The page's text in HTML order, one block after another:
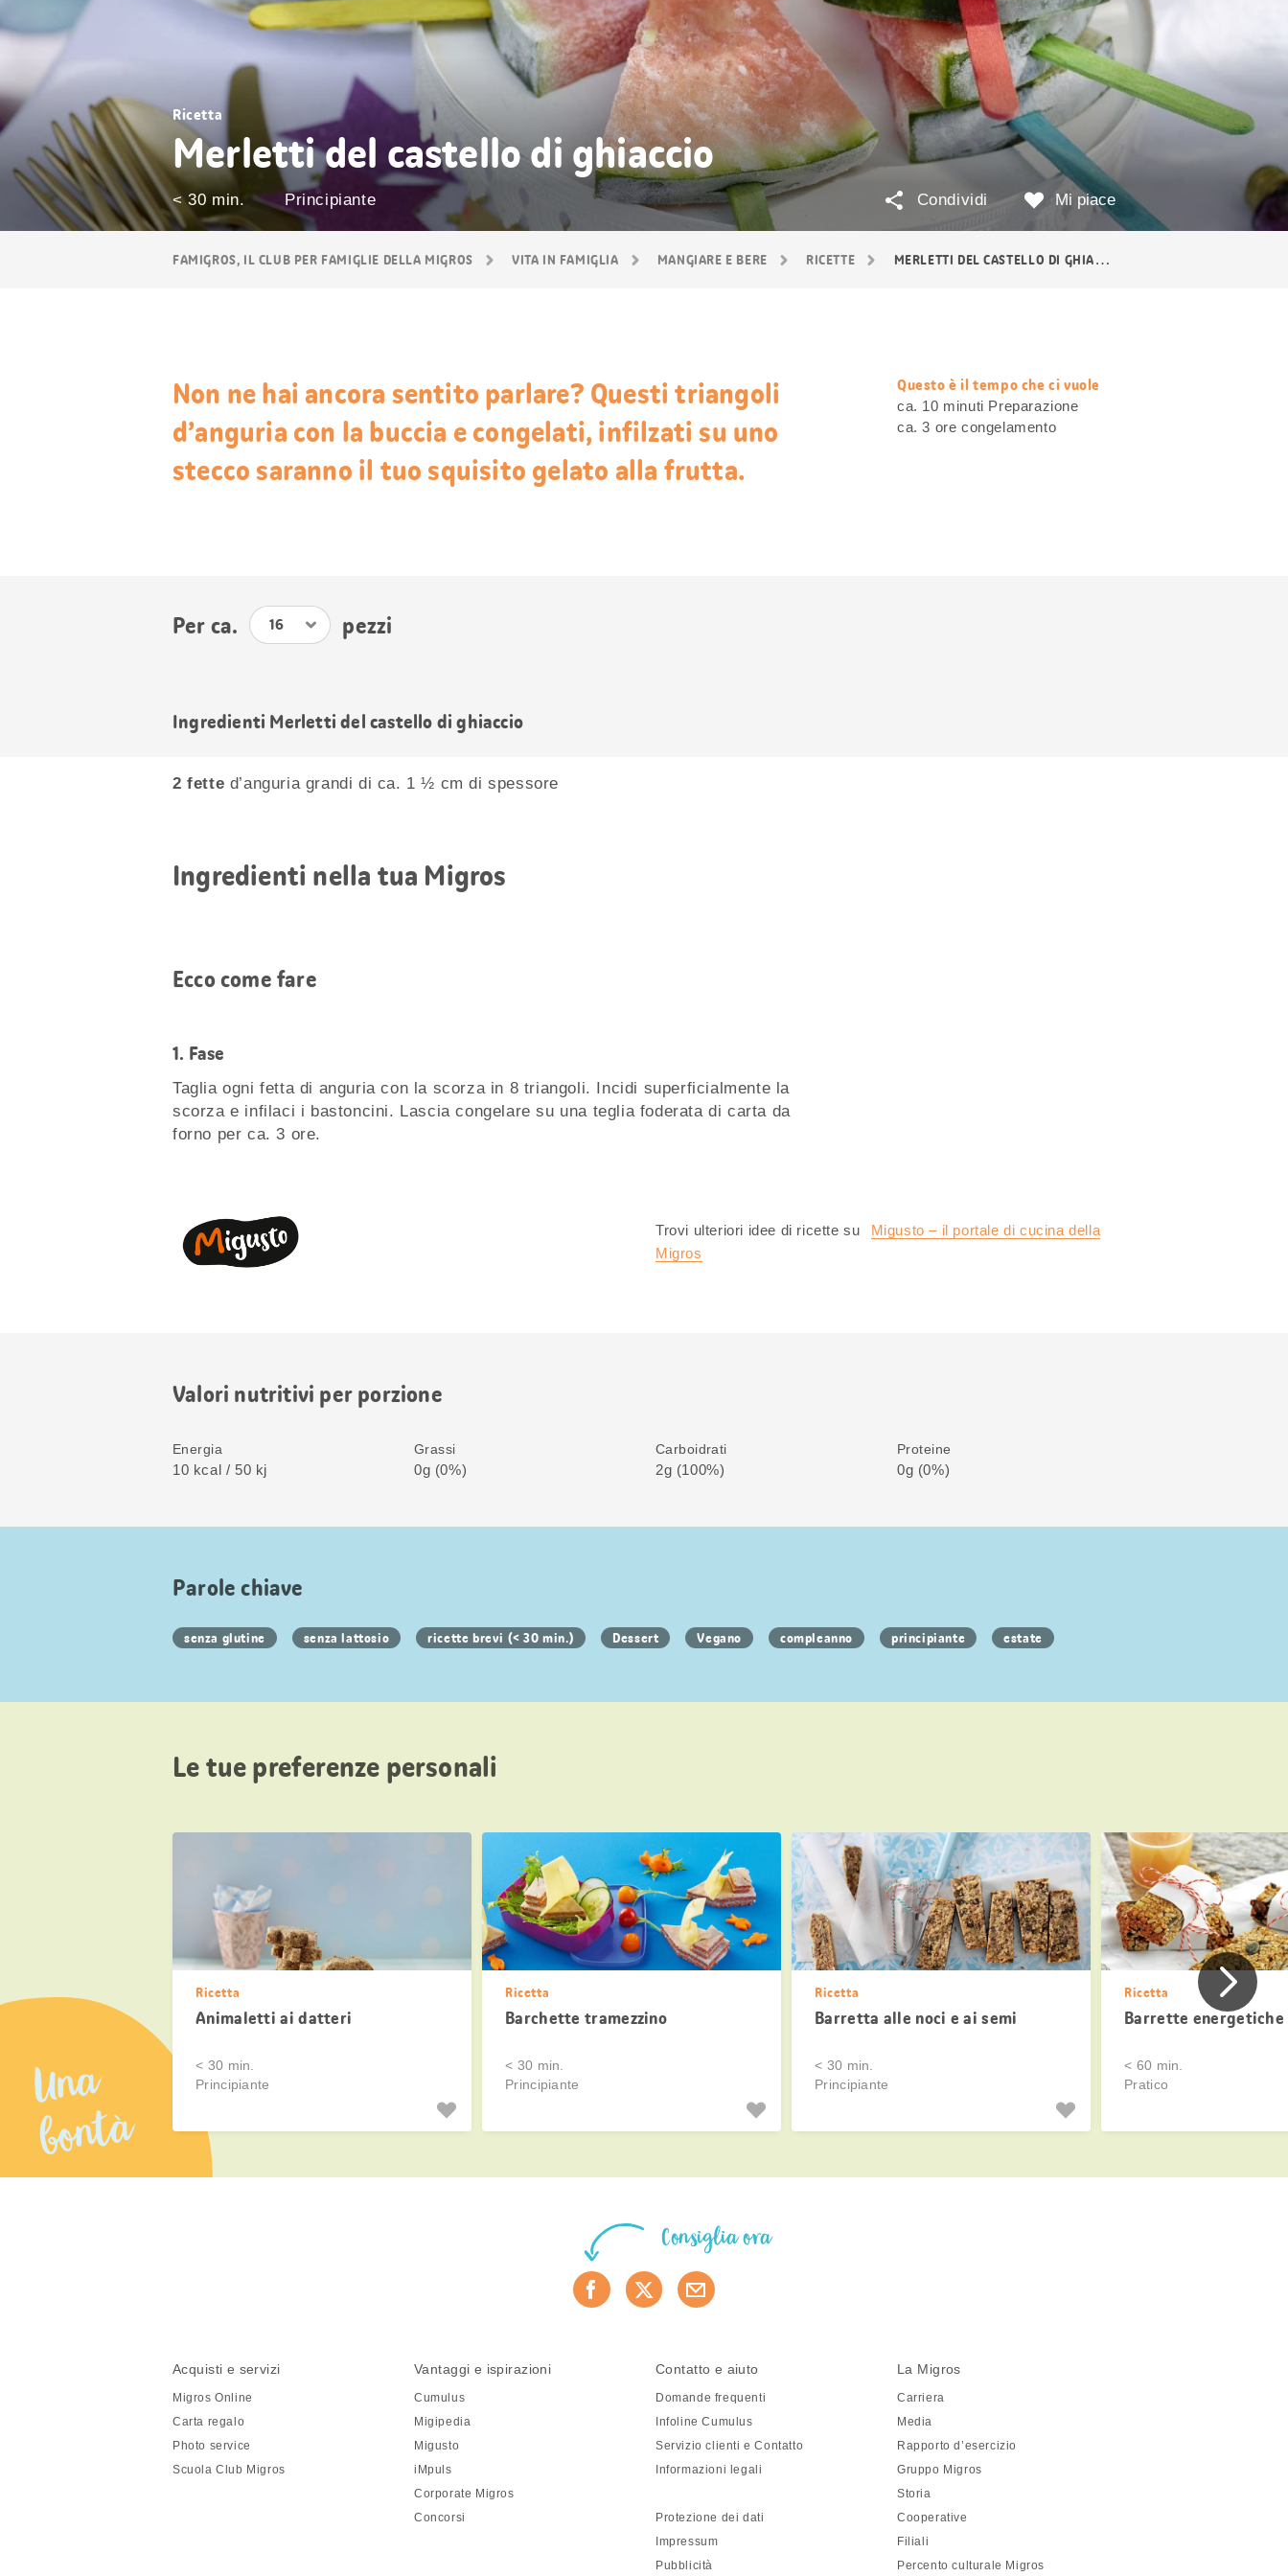
FAMIGROS, IL CLUB PER FAMIGLIE DELLA MIGROS VITA IN FAMIGLIA MANGIARE E BERE RICETTE MERLETTI DEL CASTELLO DI GHIACCIO
Ricetta
Merletti del castello di ghiaccio
< 30 min. Principiante Mi piace
Condividi
Non ne hai ancora sentito parlare? Questi triangoli
d’anguria con la buccia e congelati, infilzati su uno
stecco saranno il tuo squisito gelato alla frutta.
web.recipe.accessibilityTitle
Questo è il tempo che ci vuole
ca. 10 minuti Preparazione
ca. 3 ore congelamento
Per ca. pezzi
Ingredienti Merletti del castello di ghiaccio
2 fette d’anguria grandi di ca. 1 ½ cm di spessore
Ingredienti nella tua Migros
Ecco come fare
1. Fase
Taglia ogni fetta di anguria con la scorza in 8 triangoli. Incidi superficialmente la
scorza e infilaci i bastoncini. Lascia congelare su una teglia foderata di carta da
forno per ca. 3 ore.
Trovi ulteriori idee di ricette su
Migusto – il portale di cucina della
Migros
Valori nutritivi per porzione
Energia
10 kcal / 50 kj
Grassi
0g (0%)
Carboidrati
2g (100%)
Proteine
0g (0%)
Parole chiave
senza glutine senza lattosio ricette brevi (< 30 min.) Dessert Vegano compleanno principiante estate
Le tue preferenze personali
Ricetta
Animaletti ai datteri
< 30 min.
Principiante
Ricetta
Barchette tramezzino
< 30 min.
Principiante
Ricetta
Barretta alle noci e ai semi
< 30 min.
Principiante
Ricetta
Barrette energetiche
< 60 min.
Pratico
Una
bontà
Consiglia ora
Acquisti e servizi
Migros Online
Carta regalo
Photo service
Scuola Club Migros
Vantaggi e ispirazioni
Cumulus
Migipedia
Migusto
iMpuls
Corporate Migros
Concorsi
Contatto e aiuto
Domande frequenti
Infoline Cumulus
Servizio clienti e Contatto
Informazioni legali
Protezione dei dati
Impressum
Pubblicità
La Migros
Carriera
Media
Rapporto d’esercizio
Gruppo Migros
Storia
Cooperative
Filiali
Percento culturale Migros